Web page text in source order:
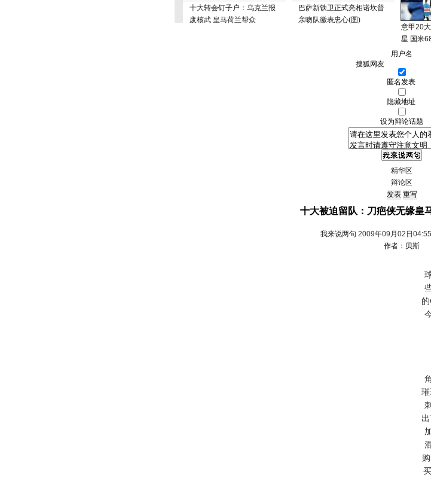
十大转会钉子户：乌克兰报
废核武 皇马荷兰帮众
巴萨新铁卫正式亮相诺坎普
亲吻队徽表忠心(图)
意甲20
星 国米
用户名
匿名发表
隐藏地址
设为辩论话题
精华区
辩论区
十大被迫留队：刀疤侠无缘皇
我来说两句 2009年09月02日
作者：贝斯